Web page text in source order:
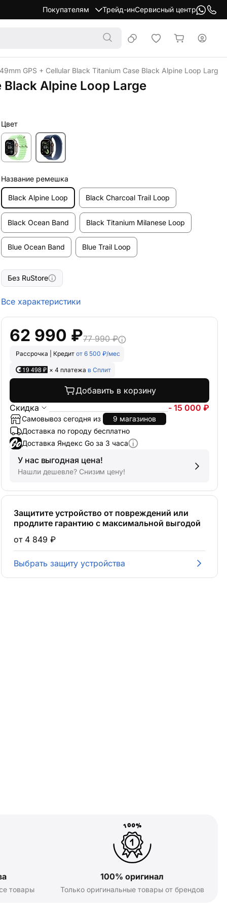
Покупателям Трейд-инСервисный центр
GPS + Cellular Black Titanium Case Black Alpine Loop Large
Alpine Loop Large
Цвет
Название ремешка
Black Alpine Loop Black Charcoal Trail Loop
Black Ocean Band Black Titanium Milanese Loop
Blue Ocean Band Blue Trail Loop
Без RuStore
Все характеристики
62 990 ₽77 990 ₽
Рассрочка | Кредит от 6 500 ₽/мес
19 498 ₽ × 4 платежа в Сплит
Добавить в корзину
Скидка
- 15 000 ₽
Самовывоз сегодня из
9 магазинов
Доставка по городу бесплатно
Доставка Яндекс Go за 3 часа
У нас выгодная цена!
Нашли дешевле? Снизим цену!
Защитите устройство от повреждений или
продлите гарантию с максимальной выгодой
от 4 849 ₽
Выбрать защиту устройства
товары
100% оригинал
Только оригинальные товары от брендов